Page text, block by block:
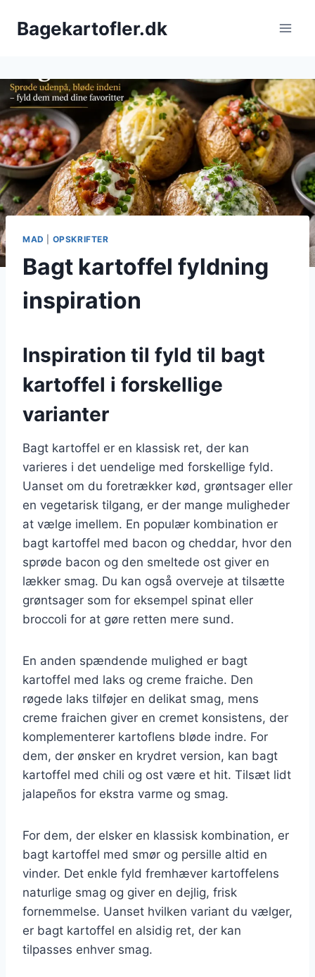
Bagekartofler.dk
MAD OPSKRIFTER
Bagt kartoffel fyldning
inspiration
Inspiration til fyld til bagt
kartoffel i forskellige
varianter
Bagt kartoffel er en klassisk ret, der kan
varieres i det uendelige med forskellige fyld.
Uanset om du foretrækker kød, grøntsager eller
en vegetarisk tilgang, er der mange muligheder
at vælge imellem. En populær kombination er
bagt kartoffel med bacon og cheddar, hvor den
sprøde bacon og den smeltede ost giver en
lækker smag. Du kan også overveje at tilsætte
grøntsager som for eksempel spinat eller
broccoli for at gøre retten mere sund.
En anden spændende mulighed er bagt
kartoffel med laks og creme fraiche. Den
røgede laks tilføjer en delikat smag, mens
creme fraichen giver en cremet konsistens, der
komplementerer kartoflens bløde indre. For
dem, der ønsker en krydret version, kan bagt
kartoffel med chili og ost være et hit. Tilsæt lidt
jalapeños for ekstra varme og smag.
For dem, der elsker en klassisk kombination, er
bagt kartoffel med smør og persille altid en
vinder. Det enkle fyld fremhæver kartoffelens
naturlige smag og giver en dejlig, frisk
fornemmelse. Uanset hvilken variant du vælger,
er bagt kartoffel en alsidig ret, der kan
tilpasses enhver smag.